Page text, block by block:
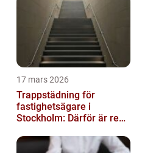
17 mars 2026
Trappstädning för
fastighetsägare i
Stockholm: Därför är rena
investering